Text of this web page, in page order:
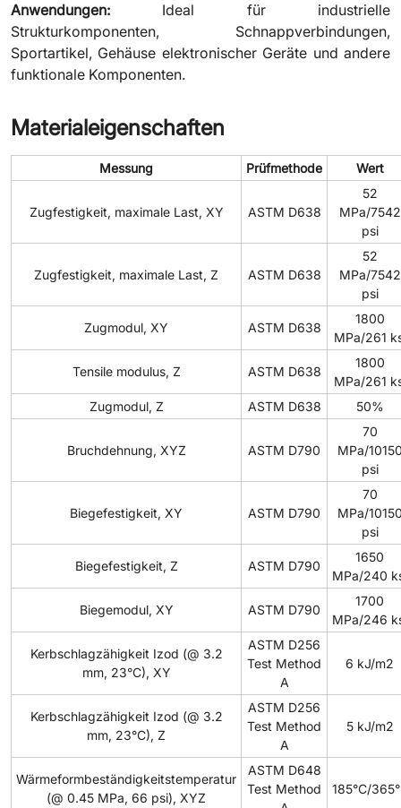
Anwendungen: Ideal für industrielle
Strukturkomponenten, Schnappverbindungen,
Sportartikel, Gehäuse elektronischer Geräte und andere
funktionale Komponenten.
Materialeigenschaften
Messung Prüfmethode Wert
Zugfestigkeit, maximale Last, XY ASTM D638
52
MPa/7542
psi
Zugfestigkeit, maximale Last, Z ASTM D638
52
MPa/7542
psi
Zugmodul, XY ASTM D638
1800
MPa/261
Tensile modulus, Z ASTM D638
1800
MPa/261
Zugmodul, Z
ASTM D638 50%
Bruchdehnung, XYZ ASTM D790
70
MPa/
psi
Biegefestigkeit, XY ASTM D790
70
MPa/
psi
Biegefestigkeit, Z ASTM D790
1650
MPa/240
Biegemodul, XY ASTM D790
1700
MPa/246
Kerbschlagzähigkeit Izod (@ 3.2
mm, 23°C), XY
ASTM D256
Test Method
A
6 kJ/m2
Kerbschlagzähigkeit Izod (@ 3.2
mm, 23°C), Z
ASTM D256
Test Method
A
5 kJ/m2
Wärmeformbeständigkeitstemperatur
(@ 0.45 MPa, 66 psi), XYZ
ASTM D648
Test Method
185°C/